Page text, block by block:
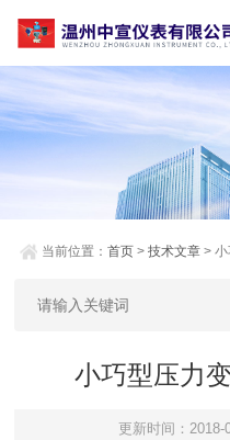
当前位置：首页 >技术文章 >
小巧型压力
更新时间：2018-